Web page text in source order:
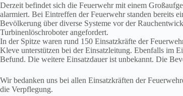
Derzeit befindet sich die Feuerwehr mit einem
alarmiert. Bei Eintreffen der Feuerwehr standen bereits
Bevölkerung über diverse Systeme vor der
Turbinenlöschroboter angefordert.
In der Spitze waren rund 150 Einsatzkräfte der
Kleve unterstützen bei der Einsatzleitung. Ebenfalls im
Befund. Die weitere Einsatzdauer ist unbekannt. Die
Wir bedanken uns bei allen Einsatzkräften der
die Verpflegung.